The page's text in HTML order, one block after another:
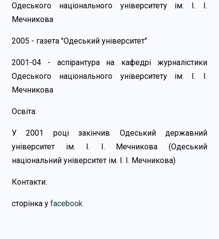
Одеського національного університету ім. І. І.
Мечникова
2005 - газета "Одеський університет"
2001-04 - аспірантура на кафедрі журналістики
Одеського національного університету ім. І. І.
Мечникова
Освіта:
У 2001 році закінчив Одеський державний
університет ім. І. І. Мечникова (Одеський
національний університет ім. І. І. Мечникова)
Контакти:
cторінка у facebook